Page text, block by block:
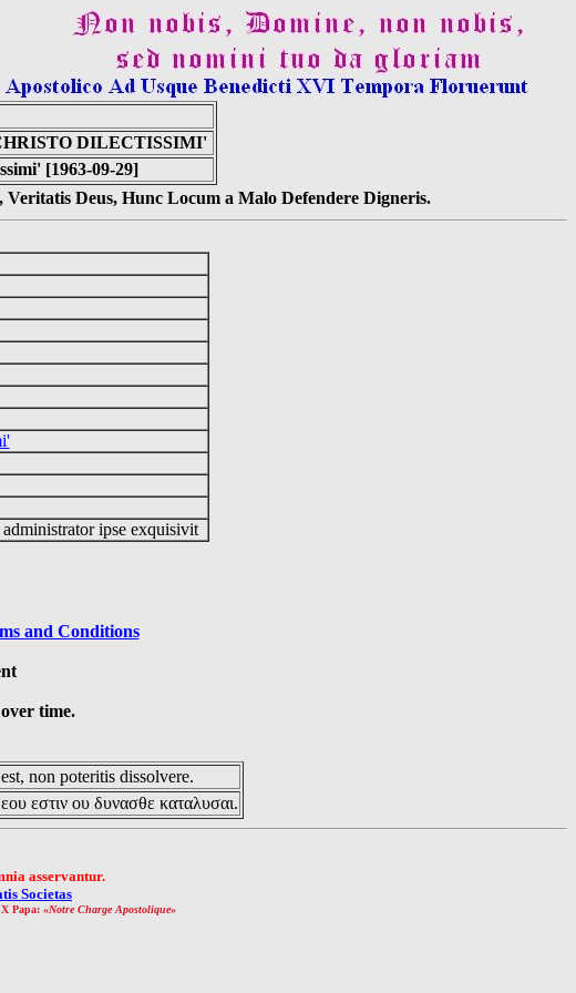
DILECTISSIMI'
[1963-09-29]
Deus, Hunc Locum a Malo Defendere Digneris.
ipse exquisivit
and Conditions
time.
non poteritis dissolvere.
εστιν ου δυνασθε καταλυσαι.
asservantur.
Societas
Papa: «Notre Charge Apostolique»